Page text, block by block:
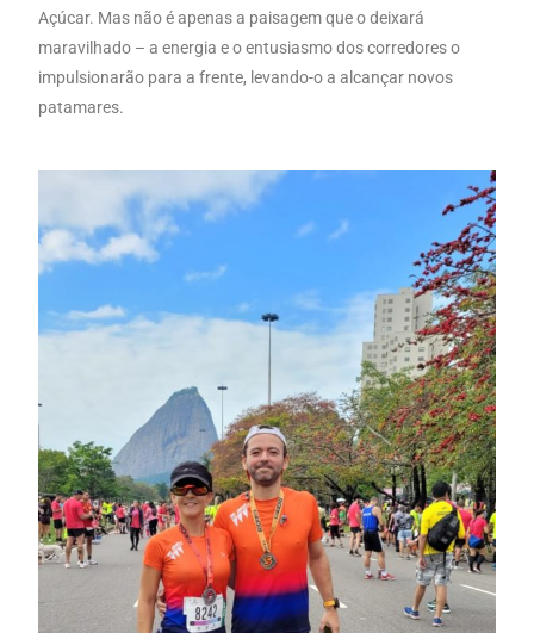
Açúcar. Mas não é apenas a paisagem que o deixará
maravilhado – a energia e o entusiasmo dos corredores o
impulsionarão para a frente, levando-o a alcançar novos
patamares.